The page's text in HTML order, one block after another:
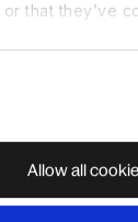
that they’ve
Allow all
En guide
of Record